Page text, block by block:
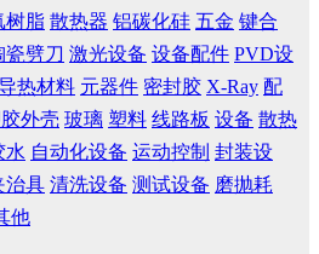
树脂 散热器 铝碳化硅 五金 键合
瓷劈刀 激光设备 设备配件 PVD设
热材料 元器件 密封胶 X-Ray 配
外壳 玻璃 塑料 线路板 设备 散热
水 自动化设备 运动控制 封装设
治具 清洗设备 测试设备 磨抛耗
他